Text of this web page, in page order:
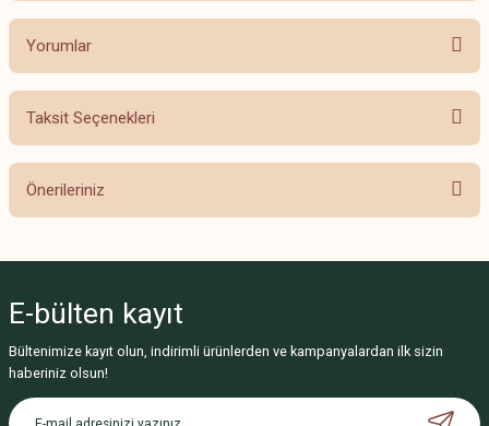
Yorumlar
Taksit Seçenekleri
Önerileriniz
Görüş ve önerileriniz için teşekkür ederiz.
Ürün resmi kalitesiz, bozuk veya görüntülenemiyor.
Ürün açıklamasında eksik bilgiler bulunuyor.
E-bülten kayıt
Bültenimize kayıt olun, indirimli ürünlerden ve kampanyalardan ilk sizin
haberiniz olsun!